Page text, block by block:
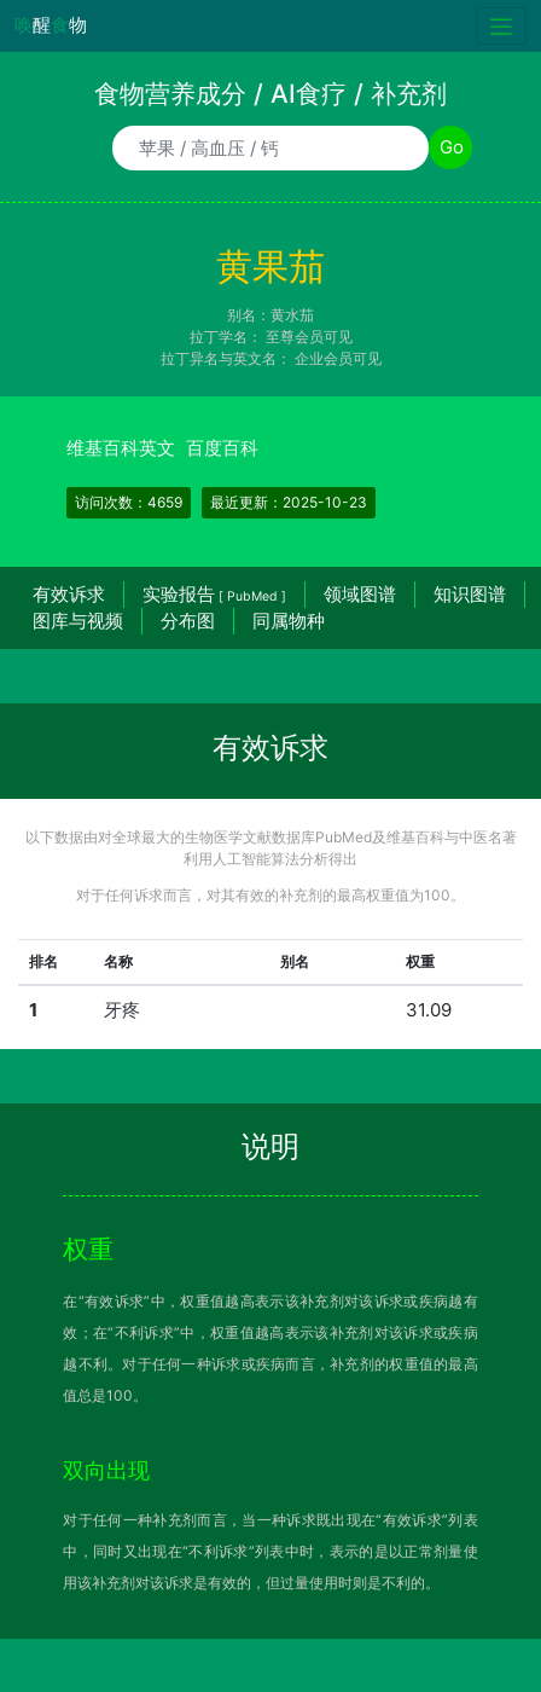
唤醒食物
食物营养成分 / AI食疗 / 补充剂
食物/AI食疗诉求/补充剂名称 Go
黄果茄
别名：黄水茄
拉丁学名： 至尊会员可见
拉丁异名与英文名： 企业会员可见
维基百科英文 百度百科
访问次数：4659 最近更新：2025-10-23
有效诉求 实验报告 [ PubMed ] 领域图谱
知识图谱
图库与视频
分布图 同属物种
有效诉求
以下数据由对全球最大的生物医学文献数据库PubMed及维基百科与中医名著
利用人工智能算法分析得出
对于任何诉求而言，对其有效的补充剂的最高权重值为100。
排名 名称 别名 权重
1 牙疼 31.09
说明
权重
在“有效诉求”中，权重值越高表示该补充剂对该诉求或疾病越有
效；在“不利诉求”中，权重值越高表示该补充剂对该诉求或疾病
越不利。对于任何一种诉求或疾病而言，补充剂的权重值的最高
值总是100。
双向出现
对于任何一种补充剂而言，当一种诉求既出现在“有效诉求”列表
中，同时又出现在“不利诉求”列表中时，表示的是以正常剂量使
用该补充剂对该诉求是有效的，但过量使用时则是不利的。